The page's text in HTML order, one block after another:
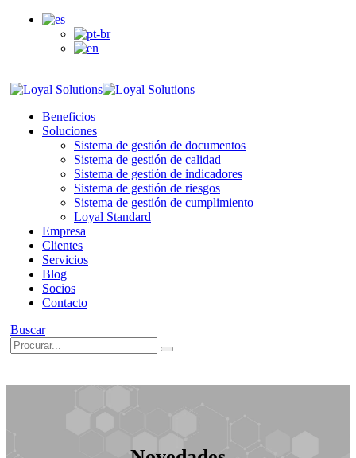
Beneficios
Soluciones
Sistema de gestión de documentos
Sistema de gestión de calidad
Sistema de gestión de indicadores
Sistema de gestión de riesgos
Sistema de gestión de cumplimiento
Loyal Standard
Empresa
Clientes
Servicios
Blog
Socios
Contacto
Buscar